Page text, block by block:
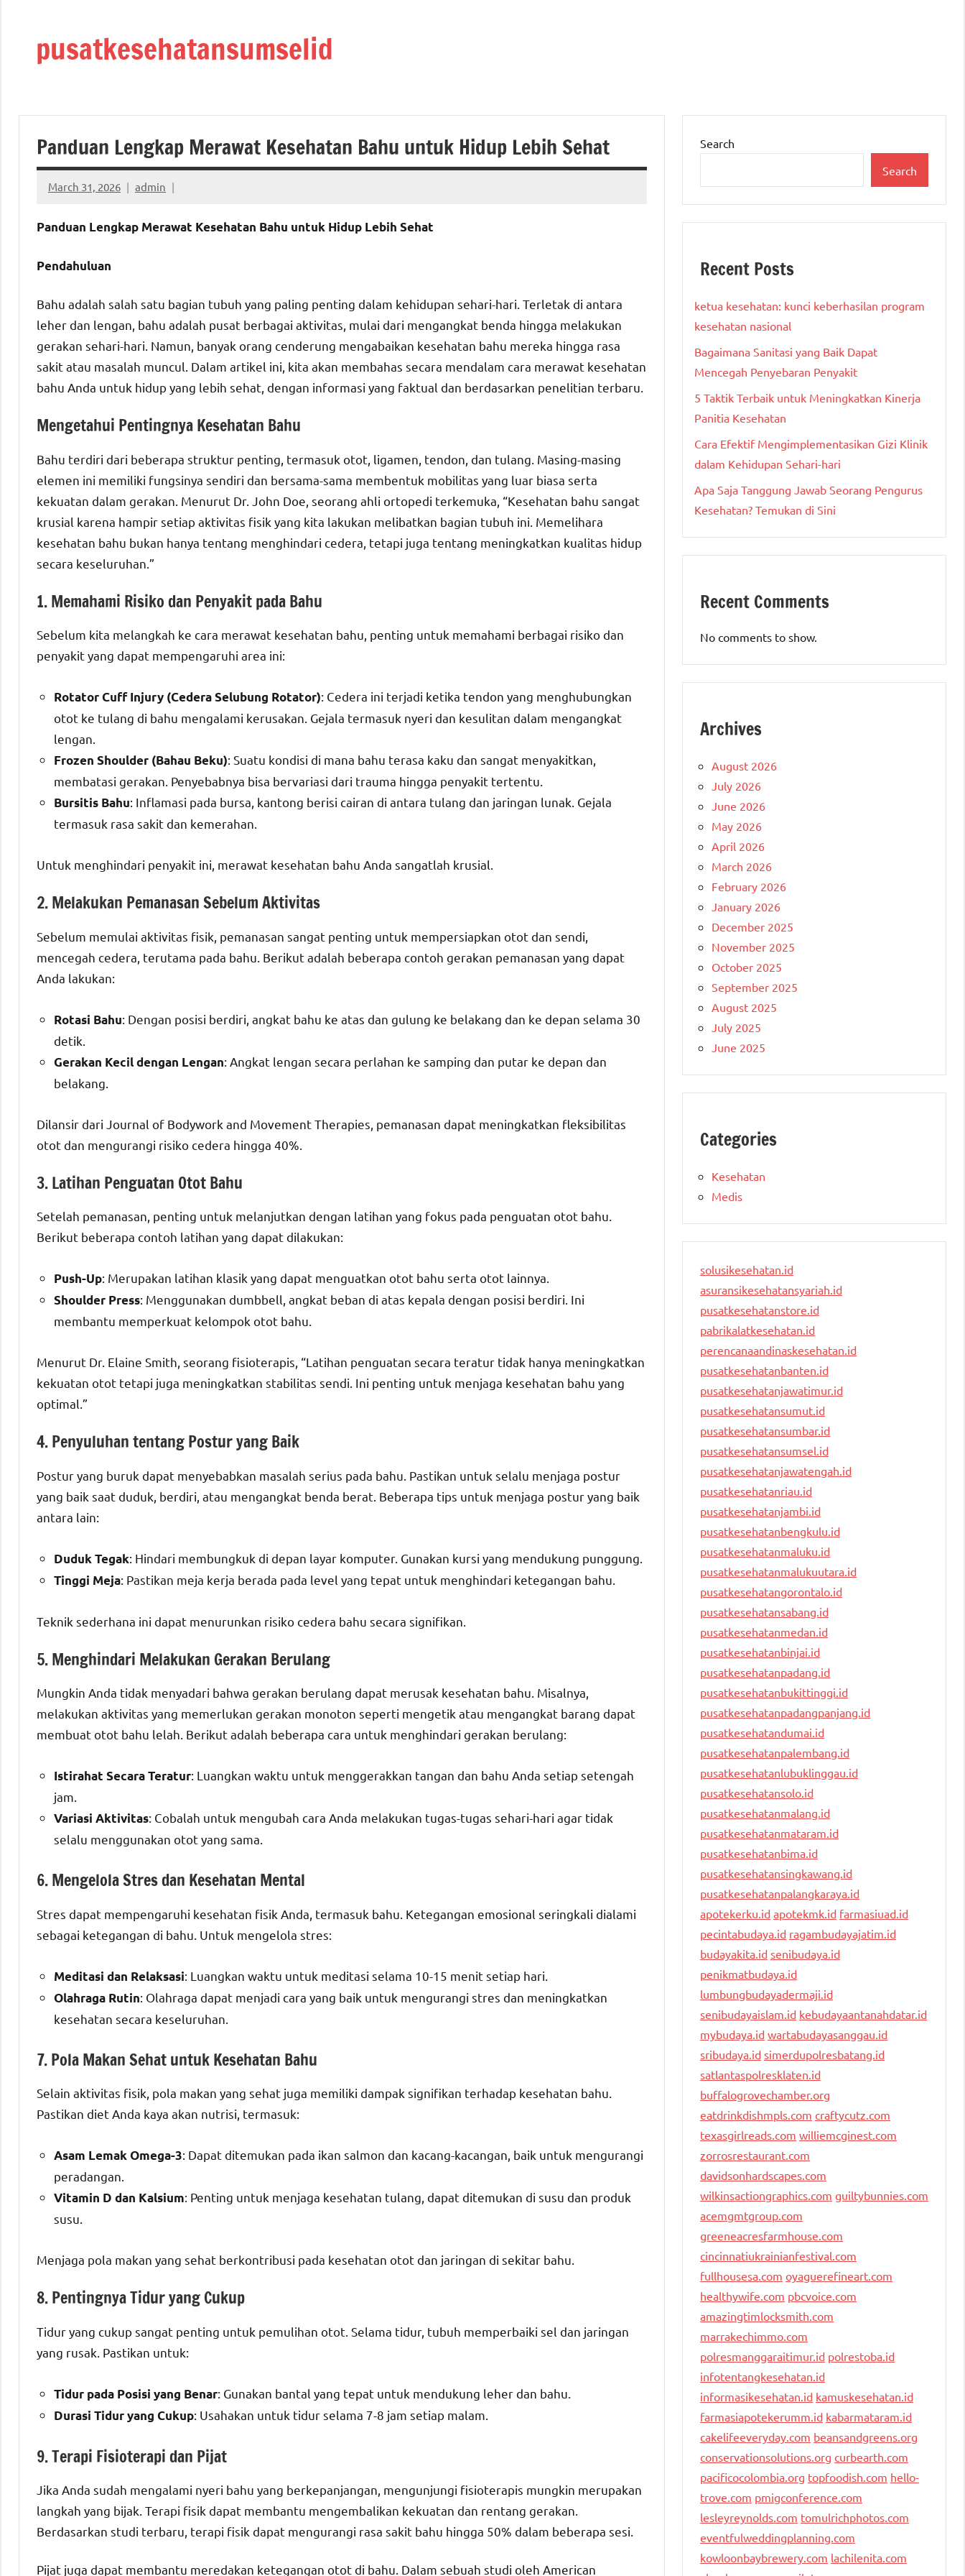
pusatkesehatansumselid
Panduan Lengkap Merawat Kesehatan Bahu untuk Hidup Lebih Sehat
March 31, 2026 admin
Panduan Lengkap Merawat Kesehatan Bahu untuk Hidup Lebih Sehat
Pendahuluan
Bahu adalah salah satu bagian tubuh yang paling penting dalam kehidupan sehari-hari. Terletak di antara
leher dan lengan, bahu adalah pusat berbagai aktivitas, mulai dari mengangkat benda hingga melakukan
gerakan sehari-hari. Namun, banyak orang cenderung mengabaikan kesehatan bahu mereka hingga rasa
sakit atau masalah muncul. Dalam artikel ini, kita akan membahas secara mendalam cara merawat kesehatan
bahu Anda untuk hidup yang lebih sehat, dengan informasi yang faktual dan berdasarkan penelitian terbaru.
Mengetahui Pentingnya Kesehatan Bahu
Bahu terdiri dari beberapa struktur penting, termasuk otot, ligamen, tendon, dan tulang. Masing-masing
elemen ini memiliki fungsinya sendiri dan bersama-sama membentuk mobilitas yang luar biasa serta
kekuatan dalam gerakan. Menurut Dr. John Doe, seorang ahli ortopedi terkemuka, “Kesehatan bahu sangat
krusial karena hampir setiap aktivitas fisik yang kita lakukan melibatkan bagian tubuh ini. Memelihara
kesehatan bahu bukan hanya tentang menghindari cedera, tetapi juga tentang meningkatkan kualitas hidup
secara keseluruhan.”
1. Memahami Risiko dan Penyakit pada Bahu
Sebelum kita melangkah ke cara merawat kesehatan bahu, penting untuk memahami berbagai risiko dan
penyakit yang dapat mempengaruhi area ini:
Rotator Cuff Injury (Cedera Selubung Rotator): Cedera ini terjadi ketika tendon yang menghubungkan
otot ke tulang di bahu mengalami kerusakan. Gejala termasuk nyeri dan kesulitan dalam mengangkat
lengan.
Frozen Shoulder (Bahau Beku): Suatu kondisi di mana bahu terasa kaku dan sangat menyakitkan,
membatasi gerakan. Penyebabnya bisa bervariasi dari trauma hingga penyakit tertentu.
Bursitis Bahu: Inflamasi pada bursa, kantong berisi cairan di antara tulang dan jaringan lunak. Gejala
termasuk rasa sakit dan kemerahan.
Untuk menghindari penyakit ini, merawat kesehatan bahu Anda sangatlah krusial.
2. Melakukan Pemanasan Sebelum Aktivitas
Sebelum memulai aktivitas fisik, pemanasan sangat penting untuk mempersiapkan otot dan sendi,
mencegah cedera, terutama pada bahu. Berikut adalah beberapa contoh gerakan pemanasan yang dapat
Anda lakukan:
Rotasi Bahu: Dengan posisi berdiri, angkat bahu ke atas dan gulung ke belakang dan ke depan selama 30
detik.
Gerakan Kecil dengan Lengan: Angkat lengan secara perlahan ke samping dan putar ke depan dan
belakang.
Dilansir dari Journal of Bodywork and Movement Therapies, pemanasan dapat meningkatkan fleksibilitas
otot dan mengurangi risiko cedera hingga 40%.
3. Latihan Penguatan Otot Bahu
Setelah pemanasan, penting untuk melanjutkan dengan latihan yang fokus pada penguatan otot bahu.
Berikut beberapa contoh latihan yang dapat dilakukan:
Push-Up: Merupakan latihan klasik yang dapat menguatkan otot bahu serta otot lainnya.
Shoulder Press: Menggunakan dumbbell, angkat beban di atas kepala dengan posisi berdiri. Ini
membantu memperkuat kelompok otot bahu.
Menurut Dr. Elaine Smith, seorang fisioterapis, “Latihan penguatan secara teratur tidak hanya meningkatkan
kekuatan otot tetapi juga meningkatkan stabilitas sendi. Ini penting untuk menjaga kesehatan bahu yang
optimal.”
4. Penyuluhan tentang Postur yang Baik
Postur yang buruk dapat menyebabkan masalah serius pada bahu. Pastikan untuk selalu menjaga postur
yang baik saat duduk, berdiri, atau mengangkat benda berat. Beberapa tips untuk menjaga postur yang baik
antara lain:
Duduk Tegak: Hindari membungkuk di depan layar komputer. Gunakan kursi yang mendukung punggung.
Tinggi Meja: Pastikan meja kerja berada pada level yang tepat untuk menghindari ketegangan bahu.
Teknik sederhana ini dapat menurunkan risiko cedera bahu secara signifikan.
5. Menghindari Melakukan Gerakan Berulang
Mungkin Anda tidak menyadari bahwa gerakan berulang dapat merusak kesehatan bahu. Misalnya,
melakukan aktivitas yang memerlukan gerakan monoton seperti mengetik atau mengangkat barang dapat
membuat otot bahu lelah. Berikut adalah beberapa cara untuk menghindari gerakan berulang:
Istirahat Secara Teratur: Luangkan waktu untuk menggerakkan tangan dan bahu Anda setiap setengah
jam.
Variasi Aktivitas: Cobalah untuk mengubah cara Anda melakukan tugas-tugas sehari-hari agar tidak
selalu menggunakan otot yang sama.
6. Mengelola Stres dan Kesehatan Mental
Stres dapat mempengaruhi kesehatan fisik Anda, termasuk bahu. Ketegangan emosional seringkali dialami
sebagai ketegangan di bahu. Untuk mengelola stres:
Meditasi dan Relaksasi: Luangkan waktu untuk meditasi selama 10-15 menit setiap hari.
Olahraga Rutin: Olahraga dapat menjadi cara yang baik untuk mengurangi stres dan meningkatkan
kesehatan secara keseluruhan.
7. Pola Makan Sehat untuk Kesehatan Bahu
Selain aktivitas fisik, pola makan yang sehat juga memiliki dampak signifikan terhadap kesehatan bahu.
Pastikan diet Anda kaya akan nutrisi, termasuk:
Asam Lemak Omega-3: Dapat ditemukan pada ikan salmon dan kacang-kacangan, baik untuk mengurangi
peradangan.
Vitamin D dan Kalsium: Penting untuk menjaga kesehatan tulang, dapat ditemukan di susu dan produk
susu.
Menjaga pola makan yang sehat berkontribusi pada kesehatan otot dan jaringan di sekitar bahu.
8. Pentingnya Tidur yang Cukup
Tidur yang cukup sangat penting untuk pemulihan otot. Selama tidur, tubuh memperbaiki sel dan jaringan
yang rusak. Pastikan untuk:
Tidur pada Posisi yang Benar: Gunakan bantal yang tepat untuk mendukung leher dan bahu.
Durasi Tidur yang Cukup: Usahakan untuk tidur selama 7-8 jam setiap malam.
9. Terapi Fisioterapi dan Pijat
Jika Anda sudah mengalami nyeri bahu yang berkepanjangan, mengunjungi fisioterapis mungkin merupakan
langkah yang bijak. Terapi fisik dapat membantu mengembalikan kekuatan dan rentang gerakan.
Berdasarkan studi terbaru, terapi fisik dapat mengurangi rasa sakit bahu hingga 50% dalam beberapa sesi.
Pijat juga dapat membantu meredakan ketegangan otot di bahu. Dalam sebuah studi oleh American
Search
Search
Recent Posts
ketua kesehatan: kunci keberhasilan program
kesehatan nasional
Bagaimana Sanitasi yang Baik Dapat
Mencegah Penyebaran Penyakit
5 Taktik Terbaik untuk Meningkatkan Kinerja
Panitia Kesehatan
Cara Efektif Mengimplementasikan Gizi Klinik
dalam Kehidupan Sehari-hari
Apa Saja Tanggung Jawab Seorang Pengurus
Kesehatan? Temukan di Sini
Recent Comments
No comments to show.
Archives
August 2026
July 2026
June 2026
May 2026
April 2026
March 2026
February 2026
January 2026
December 2025
November 2025
October 2025
September 2025
August 2025
July 2025
June 2025
Categories
Kesehatan
Medis
solusikesehatan.id
asuransikesehatansyariah.id
pusatkesehatanstore.id
pabrikalatkesehatan.id
perencanaandinaskesehatan.id
pusatkesehatanbanten.id
pusatkesehatanjawatimur.id
pusatkesehatansumut.id
pusatkesehatansumbar.id
pusatkesehatansumsel.id
pusatkesehatanjawatengah.id
pusatkesehatanriau.id
pusatkesehatanjambi.id
pusatkesehatanbengkulu.id
pusatkesehatanmaluku.id
pusatkesehatanmalukuutara.id
pusatkesehatangorontalo.id
pusatkesehatansabang.id
pusatkesehatanmedan.id
pusatkesehatanbinjai.id
pusatkesehatanpadang.id
pusatkesehatanbukittinggi.id
pusatkesehatanpadangpanjang.id
pusatkesehatandumai.id
pusatkesehatanpalembang.id
pusatkesehatanlubuklinggau.id
pusatkesehatansolo.id
pusatkesehatanmalang.id
pusatkesehatanmataram.id
pusatkesehatanbima.id
pusatkesehatansingkawang.id
pusatkesehatanpalangkaraya.id
apotekerku.id apotekmk.id farmasiuad.id
pecintabudaya.id ragambudayajatim.id
budayakita.id senibudaya.id
penikmatbudaya.id
lumbungbudayadermaji.id
senibudayaislam.id kebudayaantanahdatar.id
mybudaya.id wartabudayasanggau.id
sribudaya.id simerdupolresbatang.id
satlantaspolresklaten.id
buffalogrovechamber.org
eatdrinkdishmpls.com craftycutz.com
texasgirlreads.com williemcginest.com
zorrosrestaurant.com
davidsonhardscapes.com
wilkinsactiongraphics.com guiltybunnies.com
acemgmtgroup.com
greeneacresfarmhouse.com
cincinnatiukrainianfestival.com
fullhousesa.com oyaguerefineart.com
healthywife.com pbcvoice.com
amazingtimlocksmith.com
marrakechimmo.com
polresmanggaraitimur.id polrestoba.id
infotentangkesehatan.id
informasikesehatan.id kamuskesehatan.id
farmasiapotekerumm.id kabarmataram.id
cakelifeeveryday.com beansandgreens.org
conservationsolutions.org curbearth.com
pacificocolombia.org topfoodish.com hello-
trove.com pmigconference.com
lesleyreynolds.com tomulrichphotos.com
eventfulweddingplanning.com
kowloonbaybrewery.com lachilenita.com